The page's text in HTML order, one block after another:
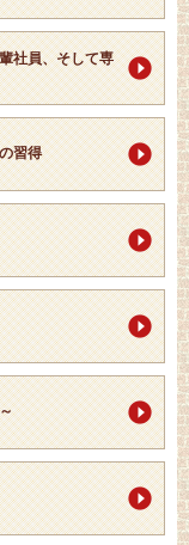
社員、そして専
習得